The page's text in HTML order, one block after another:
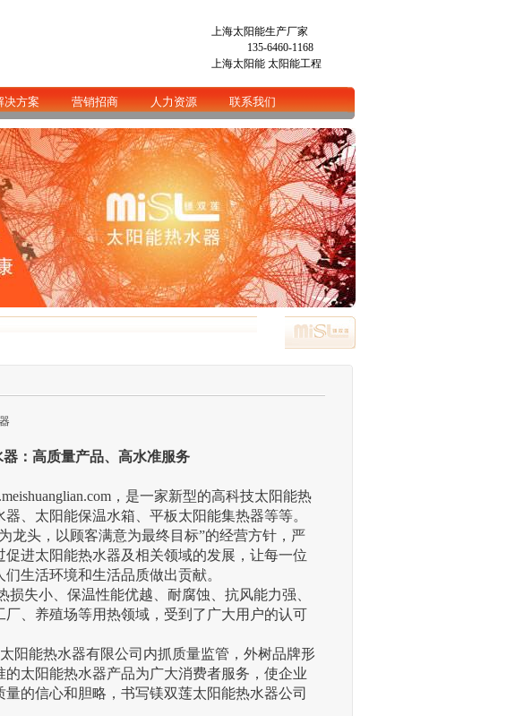
上海太阳能生产厂家
135-6460-1168
上海太阳能 太阳能工程
决方案 营销招商 人力资源 联系我们
器：高质量产品、高水准服务
，是一家新型的高科技太阳能热
、太阳能保温水箱、平板太阳能集热器等等。
龙头，以顾客满意为最终目标”的经营方针，严
进太阳能热水器及相关领域的发展，让每一位
生活环境和生活品质做出贡献。
失小、保温性能优越、耐腐蚀、抗风能力强、
、养殖场等用热领域，受到了广大用户的认可
阳能热水器有限公司内抓质量监管，外树品牌形
太阳能热水器产品为广大消费者服务，使企业
的信心和胆略，书写镁双莲太阳能热水器公司